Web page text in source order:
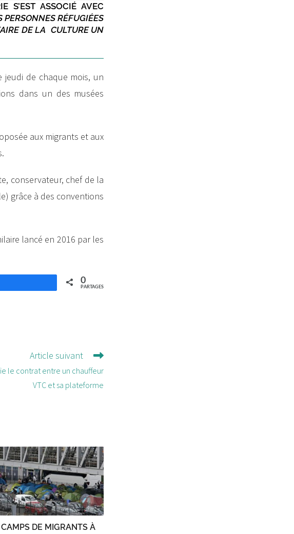
S’EST ASSOCIÉ AVEC
PERSONNES RÉFUGIÉES
DE LA CULTURE UN
jeudi de chaque mois, un
dans un des musées
aux migrants et aux
conservateur, chef de la
grâce à des conventions
lancé en 2016 par les
0
PARTAGES
Article suivant
le contrat entre un chauffeur
VTC et sa plateforme
CAMPS DE MIGRANTS À